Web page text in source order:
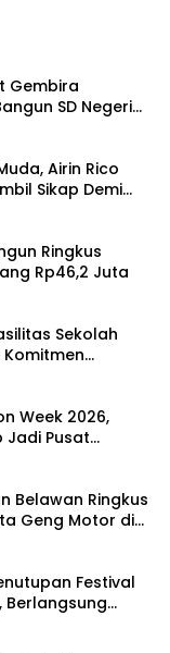
Gembira
SD Negeri
Airin Rico
Sikap Demi
Ringkus
Rp46,2 Juta
Sekolah
Aman dan
Week 2026,
Jadi Pusat
Belawan Ringkus
Geng Motor di
Festival
Berlangsung
Gabungan